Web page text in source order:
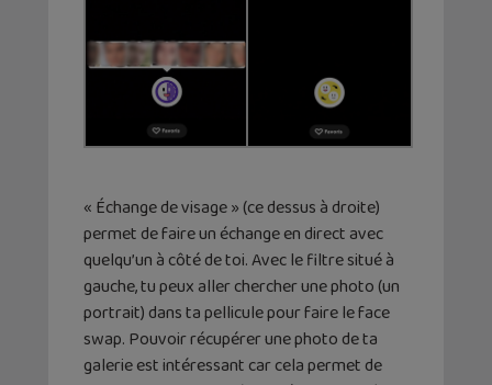
« Échange de visage » (ce dessus à droite)
permet de faire un échange en direct avec
quelqu’un à côté de toi. Avec le filtre situé à
gauche, tu peux aller chercher une photo (un
portrait) dans ta pellicule pour faire le face
swap. Pouvoir récupérer une photo de ta
galerie est intéressant car cela permet de